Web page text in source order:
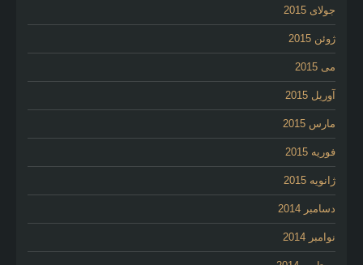
جولای 2015
ژوئن 2015
می 2015
آوریل 2015
مارس 2015
فوریه 2015
ژانویه 2015
دسامبر 2014
نوامبر 2014